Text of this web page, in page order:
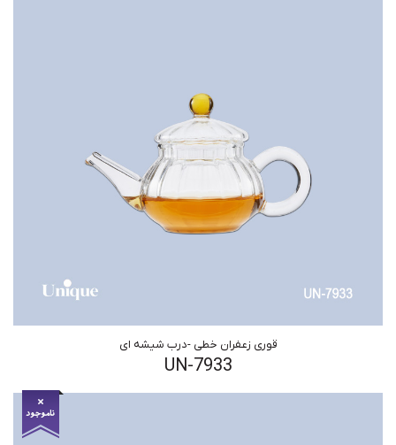
قوری زعفران خطی -درب شیشه ای
UN-7933